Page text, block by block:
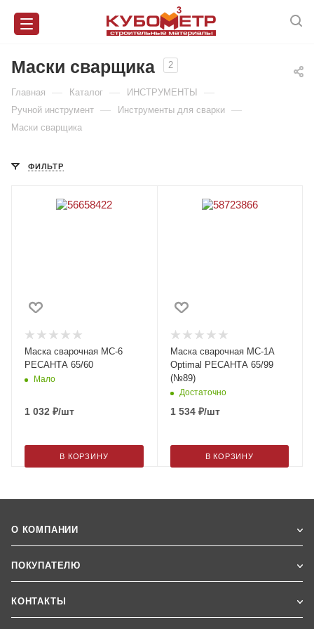
Маски сварщика 2
Главная — Каталог — ИНСТРУМЕНТЫ —
Ручной инструмент — Инструменты для сварки —
Маски сварщика
ФИЛЬТР
Маска сварочная МС-6
РЕСАНТА 65/60
Мало
1 032 ₽/шт
В КОРЗИНУ
Маска сварочная МС-1А
Optimal РЕСАНТА 65/99
(№89)
Достаточно
1 534₽/шт
В КОРЗИНУ
О КОМПАНИИ
ПОКУПАТЕЛЮ
КОНТАКТЫ